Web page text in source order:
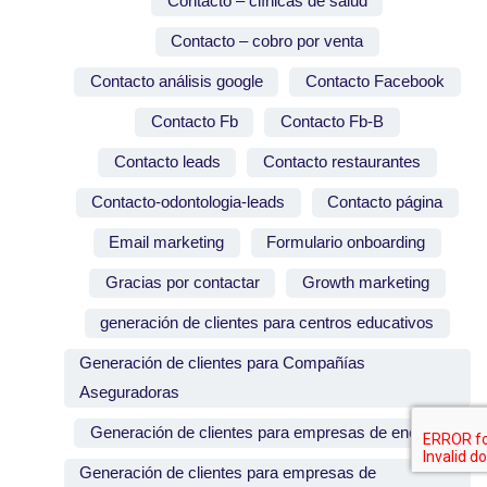
Contacto – cobro por venta
Contacto análisis google Contacto Facebook
Contacto Fb Contacto Fb-B
Contacto leads Contacto restaurantes
Contacto-odontologia-leads Contacto página
Email marketing Formulario onboarding
Gracias por contactar Growth marketing
generación de clientes para centros educativos
Generación de clientes para Compañías
Aseguradoras
Generación de clientes para empresas de energía
Generación de clientes para empresas de